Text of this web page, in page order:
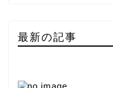
最新の記事